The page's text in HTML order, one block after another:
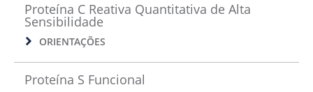
Proteína C Reativa Quantitativa de Alta
Sensibilidade
ORIENTAÇÕES
Proteína S Funcional